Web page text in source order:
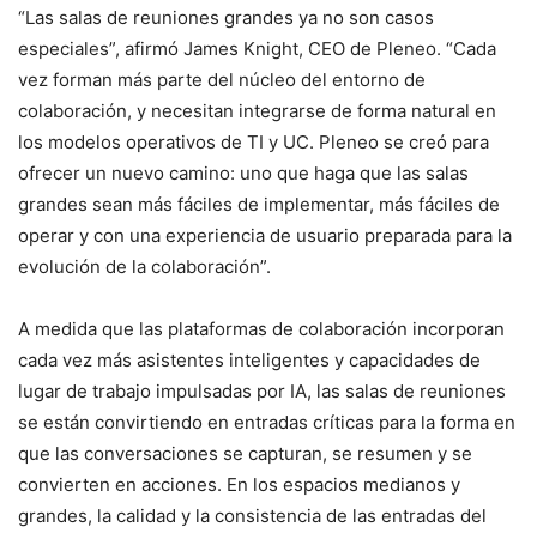
“Las salas de reuniones grandes ya no son casos
especiales”, afirmó James Knight, CEO de Pleneo. “Cada
vez forman más parte del núcleo del entorno de
colaboración, y necesitan integrarse de forma natural en
los modelos operativos de TI y UC. Pleneo se creó para
ofrecer un nuevo camino: uno que haga que las salas
grandes sean más fáciles de implementar, más fáciles de
operar y con una experiencia de usuario preparada para la
evolución de la colaboración”.
A medida que las plataformas de colaboración incorporan
cada vez más asistentes inteligentes y capacidades de
lugar de trabajo impulsadas por IA, las salas de reuniones
se están convirtiendo en entradas críticas para la forma en
que las conversaciones se capturan, se resumen y se
convierten en acciones. En los espacios medianos y
grandes, la calidad y la consistencia de las entradas del